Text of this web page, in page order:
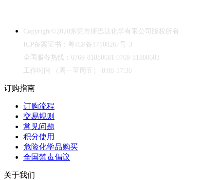
Copyright©2020 东莞市斯巴达化学有限公司版权所有
ICP备案证书：粤 ICP备 17108267号-3
全国服务热线： 0769-81880681 0769-81880683
工作时间
（周一至周五） 8:00-17:30
订购指南
订购流程
交易规则
常见问题
积分使用
危险化学品购买
全国禁毒倡议
关于我们